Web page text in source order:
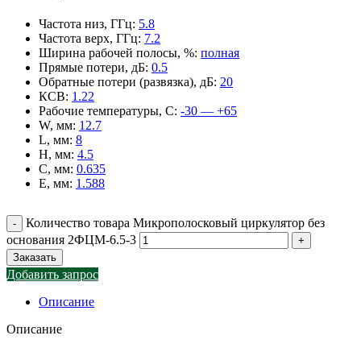
Частота низ, ГГц: 5.8
Частота верх, ГГц: 7.2
Ширина рабочей полосы, %: полная
Прямые потери, дБ: 0.5
Обратные потери (развязка), дБ: 20
КСВ: 1.22
Рабочие температуры, С: -30 — +65
W, мм: 12.7
L, мм: 8
H, мм: 4.5
C, мм: 0.635
E, мм: 1.588
Количество товара Микрополосковый циркулятор без
основания 2ФЦМ-6.5-3
Заказать
Добавить запрос
Описание
Описание